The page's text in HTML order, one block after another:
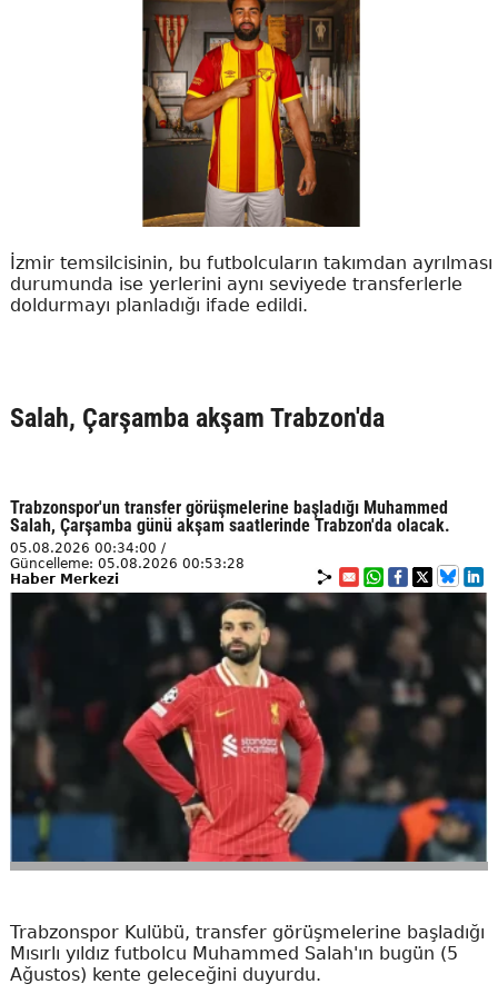
İzmir temsilcisinin, bu futbolcuların takımdan ayrılması
durumunda ise yerlerini aynı seviyede transferlerle
doldurmayı planladığı ifade edildi.
Salah, Çarşamba akşam Trabzon'da
Trabzonspor'un transfer görüşmelerine başladığı Muhammed
Salah, Çarşamba günü akşam saatlerinde Trabzon'da olacak.
05.08.2026 00:34:00 /
Güncelleme: 05.08.2026 00:53:28
Haber Merkezi
Trabzonspor Kulübü, transfer görüşmelerine başladığı
Mısırlı yıldız futbolcu Muhammed Salah'ın bugün (5
Ağustos) kente geleceğini duyurdu.